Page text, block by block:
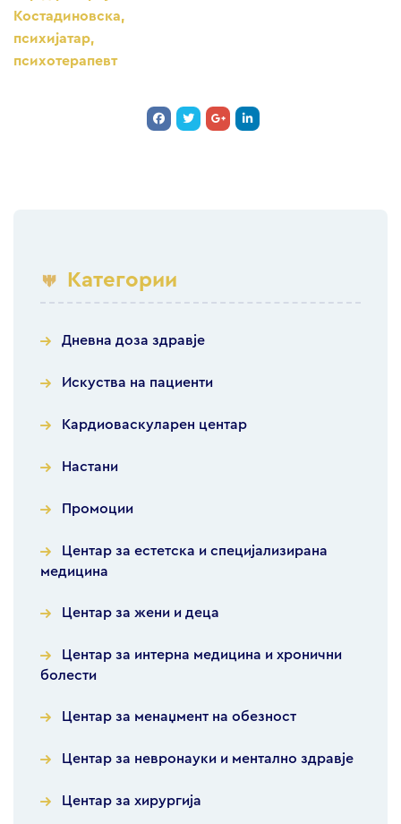
Костадиновска,
психијатар,
психотерапевт
Категории
Дневна доза здравје
Искуства на пациенти
Кардиоваскуларен центар
Настани
Промоции
Центар за естетска и специјализирана
медицина
Центар за жени и деца
Центар за интерна медицина и хронични
болести
Центар за менаџмент на обезност
Центар за невронауки и ментално здравје
Центар за хирургија